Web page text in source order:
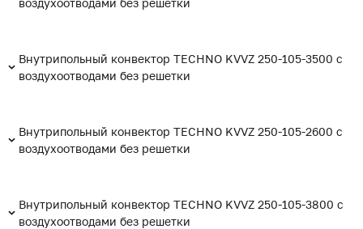
воздухоотводами без решетки
Внутрипольный конвектор TECHNO KVVZ 250-105-3500 с
воздухоотводами без решетки
Внутрипольный конвектор TECHNO KVVZ 250-105-2600 с
воздухоотводами без решетки
Внутрипольный конвектор TECHNO KVVZ 250-105-3800 с
воздухоотводами без решетки